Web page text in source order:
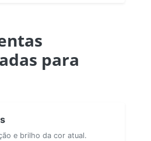
para
e brilho da cor atual.